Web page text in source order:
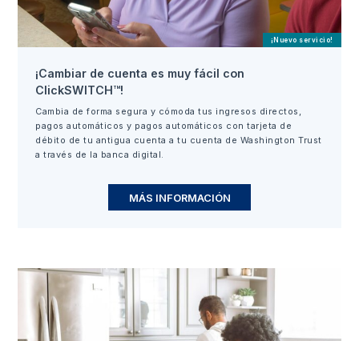
¡Nuevo servicio!
¡Cambiar de cuenta es muy fácil con
ClickSWITCH™!
Cambia de forma segura y cómoda tus ingresos directos,
pagos automáticos y pagos automáticos con tarjeta de
débito de tu antigua cuenta a tu cuenta de Washington Trust
a través de la banca digital.
MÁS INFORMACIÓN